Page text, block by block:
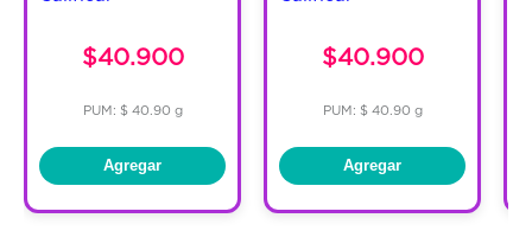
$40.900
PUM: $ 40.90 g
Agregar
$40.900
PUM: $ 40.90 g
Agregar